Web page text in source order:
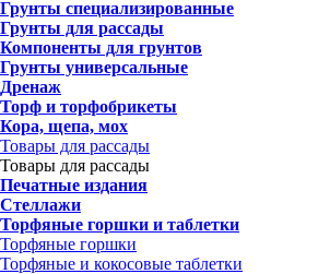
Грунты специализированные
Грунты для рассады
Компоненты для грунтов
Грунты универсальные
Дренаж
Торф и торфобрикеты
Кора, щепа, мох
Товары для рассады
Товары для рассады
Печатные издания
Стеллажи
Торфяные горшки и таблетки
Торфяные горшки
Торфяные и кокосовые таблетки